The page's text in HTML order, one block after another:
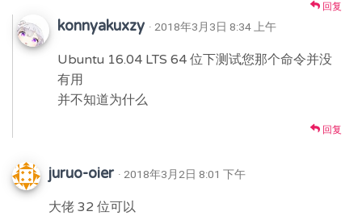
回复
konnyakuxzy · 2018年3月3日 8:34 上午
Ubuntu 16.04 LTS 64 位下测试您那个命令并没
有用
并不知道为什么
回复
juruo-oier · 2018年3月2日 8:01 下午
大佬 32 位可以